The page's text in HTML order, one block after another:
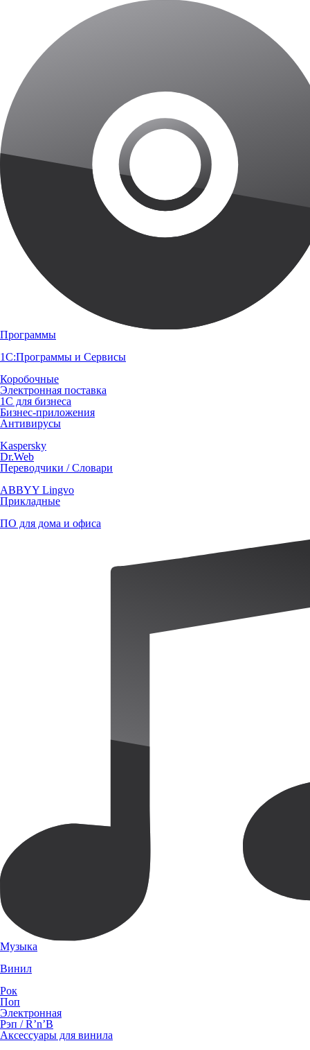
Программы
1С:Программы и Сервисы
Коробочные
Электронная поставка
1С для бизнеса
Бизнес-приложения
Антивирусы
Kaspersky
Dr.Web
Переводчики / Словари
ABBYY Lingvo
Прикладные
ПО для дома и офиса
Музыка
Винил
Рок
Поп
Электронная
Рэп / R’n’B
Аксессуары для винила